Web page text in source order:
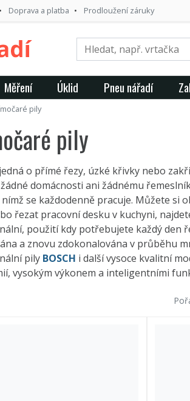
Doprava a platba Prodloužení záruky
Měření Úklid Pneu nářadí
pily
pily
o přímé řezy, úzké křivky nebo
domácnosti ani žádnému
se každodenně pracuje. Můžete si
řezat pracovní desku v kuchyni,
použití kdy potřebujete každý den
a znovu zdokonalována v průběhu
pily BOSCH i další vysoce kvalitní
vysokým výkonem a inteligentními